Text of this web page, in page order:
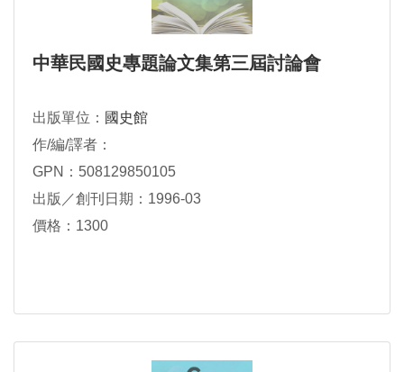
中華民國史專題論文集第三屆討論會
出版單位： 國史館
作/編/譯者：
GPN：508129850105
出版／創刊日期：1996-03
價格：1300